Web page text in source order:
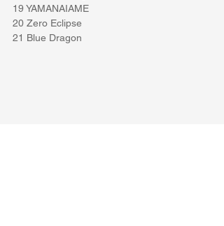
19 YAMANAIAME
20 Zero Eclipse
21 Blue Dragon